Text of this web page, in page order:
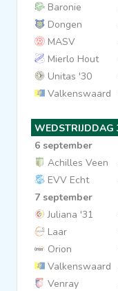
Voetbalpiramide
Overige links
Baronie
Dongen
MASV
Mierlo Hout
Unitas '30
Valkenswaard
WEDSTRIJDDAG
6 september
Achilles Veen
EVV Echt
7 september
Juliana '31
Laar
Orion
Valkenswaard
Venray